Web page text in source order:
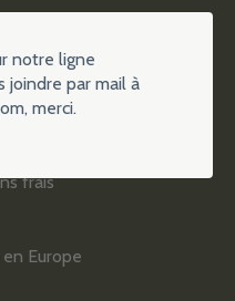
frais
Europe
notre ligne
joindre par mail à
, merci.